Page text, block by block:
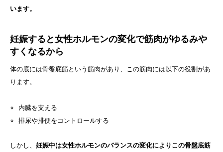
います。
妊娠すると女性ホルモンの変化で筋肉がゆるみや
すくなるから
体の底には骨盤底筋という筋肉があり、この筋肉には以下の役割があ
ります。
内臓を支える
排尿や排便をコントロールする
しかし、 妊娠中は女性ホルモンのバランスの変化によりこの骨盤底筋